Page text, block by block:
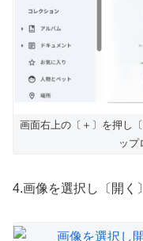
画面右上の〔＋〕を押し
ップ
4.画像を選択し〔開く